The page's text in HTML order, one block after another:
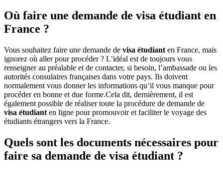
Où faire une demande de visa étudiant en
France ?
Vous souhaitez faire une demande de visa étudiant en France, mais
ignorez où aller pour procéder ? L’idéal est de toujours vous
renseigner au préalable et de contacter, si besoin, l’ambassade ou les
autorités consulaires françaises dans votre pays. Ils doivent
normalement vous donner les informations qu’il vous manque pour
procéder en bonne et due forme.Cela dit, dernièrement, il est
également possible de réaliser toute la procédure de demande de
visa étudiant en ligne pour promouvoir et faciliter le voyage des
étudiants étrangers vers la France.
Quels sont les documents nécessaires pour
faire sa demande de visa étudiant ?